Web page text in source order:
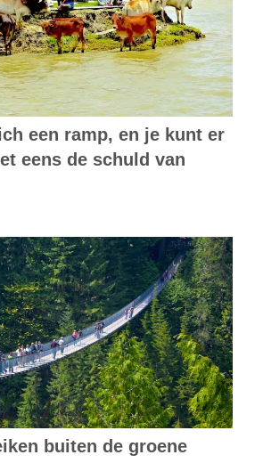
een ramp, en je kunt er
eens de schuld van
buiten de groene